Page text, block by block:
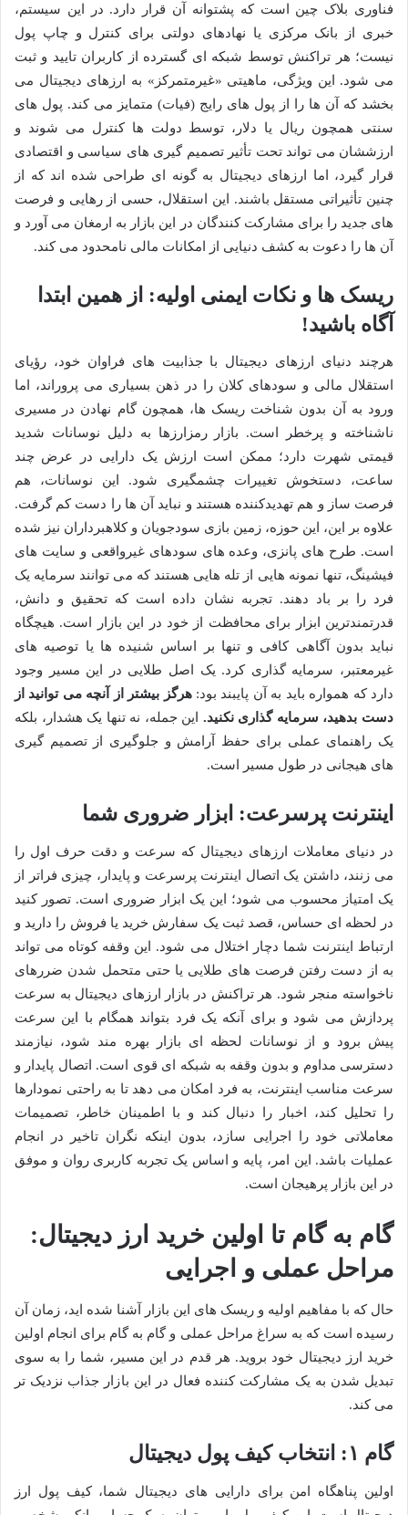
فناوری بلاک چین است که پشتوانه آن قرار دارد. در این سیستم،
خبری از بانک مرکزی یا نهادهای دولتی برای کنترل و چاپ پول
نیست؛ هر تراکنش توسط شبکه ای گسترده از کاربران تایید و ثبت
می شود. این ویژگی، ماهیتی «غیرمتمرکز» به ارزهای دیجیتال می
بخشد که آن ها را از پول های رایج (فیات) متمایز می کند. پول های
سنتی همچون ریال یا دلار، توسط دولت ها کنترل می شوند و
ارزششان می تواند تحت تأثیر تصمیم گیری های سیاسی و اقتصادی
قرار گیرد، اما ارزهای دیجیتال به گونه ای طراحی شده اند که از
چنین تأثیراتی مستقل باشند. این استقلال، حسی از رهایی و فرصت
های جدید را برای مشارکت کنندگان در این بازار به ارمغان می آورد و
آن ها را دعوت به کشف دنیایی از امکانات مالی نامحدود می کند.
ریسک ها و نکات ایمنی اولیه: از همین ابتدا
آگاه باشید!
هرچند دنیای ارزهای دیجیتال با جذابیت های فراوان خود، رؤیای
استقلال مالی و سودهای کلان را در ذهن بسیاری می پروراند، اما
ورود به آن بدون شناخت ریسک ها، همچون گام نهادن در مسیری
ناشناخته و پرخطر است. بازار رمزارزها به دلیل نوسانات شدید
قیمتی شهرت دارد؛ ممکن است ارزش یک دارایی در عرض چند
ساعت، دستخوش تغییرات چشمگیری شود. این نوسانات، هم
فرصت ساز و هم تهدیدکننده هستند و نباید آن ها را دست کم گرفت.
علاوه بر این، این حوزه، زمین بازی سودجویان و کلاهبرداران نیز شده
است. طرح های پانزی، وعده های سودهای غیرواقعی و سایت های
فیشینگ، تنها نمونه هایی از تله هایی هستند که می توانند سرمایه یک
فرد را بر باد دهند. تجربه نشان داده است که تحقیق و دانش،
قدرتمندترین ابزار برای محافظت از خود در این بازار است. هیچگاه
نباید بدون آگاهی کافی و تنها بر اساس شنیده ها یا توصیه های
غیرمعتبر، سرمایه گذاری کرد. یک اصل طلایی در این مسیر وجود
دارد که همواره باید به آن پایبند بود:هرگز بیشتر از آنچه می توانید از
دست بدهید، سرمایه گذاری نکنید. این جمله، نه تنها یک هشدار، بلکه
یک راهنمای عملی برای حفظ آرامش و جلوگیری از تصمیم گیری
های هیجانی در طول مسیر است.
اینترنت پرسرعت: ابزار ضروری شما
در دنیای معاملات ارزهای دیجیتال که سرعت و دقت حرف اول را
می زنند، داشتن یک اتصال اینترنت پرسرعت و پایدار، چیزی فراتر از
یک امتیاز محسوب می شود؛ این یک ابزار ضروری است. تصور کنید
در لحظه ای حساس، قصد ثبت یک سفارش خرید یا فروش را دارید و
ارتباط اینترنت شما دچار اختلال می شود. این وقفه کوتاه می تواند
به از دست رفتن فرصت های طلایی یا حتی متحمل شدن ضررهای
ناخواسته منجر شود. هر تراکنش در بازار ارزهای دیجیتال به سرعت
پردازش می شود و برای آنکه یک فرد بتواند همگام با این سرعت
پیش برود و از نوسانات لحظه ای بازار بهره مند شود، نیازمند
دسترسی مداوم و بدون وقفه به شبکه ای قوی است. اتصال پایدار و
سرعت مناسب اینترنت، به فرد امکان می دهد تا به راحتی نمودارها
را تحلیل کند، اخبار را دنبال کند و با اطمینان خاطر، تصمیمات
معاملاتی خود را اجرایی سازد، بدون اینکه نگران تاخیر در انجام
عملیات باشد. این امر، پایه و اساس یک تجربه کاربری روان و موفق
در این بازار پرهیجان است.
گام به گام تا اولین خرید ارز دیجیتال:
مراحل عملی و اجرایی
حال که با مفاهیم اولیه و ریسک های این بازار آشنا شده اید، زمان آن
رسیده است که به سراغ مراحل عملی و گام به گام برای انجام اولین
خرید ارز دیجیتال خود بروید. هر قدم در این مسیر، شما را به سوی
تبدیل شدن به یک مشارکت کننده فعال در این بازار جذاب نزدیک تر
می کند.
گام ۱: انتخاب کیف پول دیجیتال
اولین پناهگاه امن برای دارایی های دیجیتال شما، کیف پول ارز